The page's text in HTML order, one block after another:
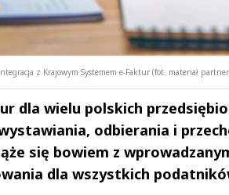
z Krajowym Systemem e-Faktur (fot. materiał
dla wielu polskich
odbierania i
się bowiem z
dla wszystkich
Marta i Andrzej